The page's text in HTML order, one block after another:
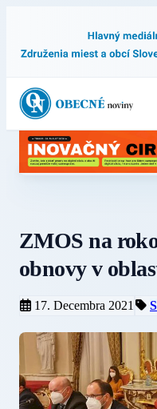
ZMOS na
obnovy v
17. Decembra 2021